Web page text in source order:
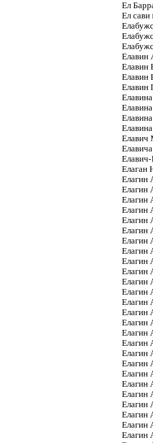
Ел
Ел
Елавин
Елавин
Елавин
Елавин
Елавич
Елаган
Елагин
Елагин
Елагин
Елагин
Елагин
Елагин
Елагин
Елагин
Елагин
Елагин
Елагин
Елагин
Елагин
Елагин
Елагин
Елагин
Елагин
Елагин
Елагин
Елагин
Елагин
Елагин
Елагин
Елагин
Елагин
Елагин